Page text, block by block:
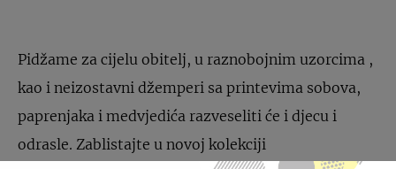
Pidžame za cijelu obitelj, u raznobojnim uzorcima ,
kao i neizostavni džemperi sa printevima sobova,
paprenjaka i medvjedića razveseliti će i djecu i
odrasle. Zablistajte u novoj kolekciji